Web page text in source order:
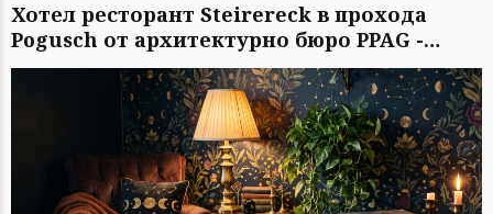
Хотел ресторант Steirereck в прохода
Pogusch от архитектурно бюро PPAG -
духовно сродни